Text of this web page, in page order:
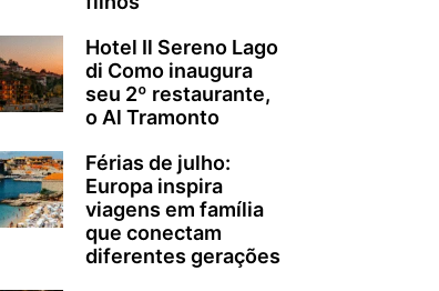
Hotel Il Sereno Lago
di Como inaugura
seu 2º restaurante,
o Al Tramonto
Férias de julho:
Europa inspira
viagens em família
que conectam
diferentes gerações